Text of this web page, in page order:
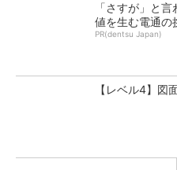
「さすが」と
値を生む電通の
PR(dentsu Japan)
【レベル4】図